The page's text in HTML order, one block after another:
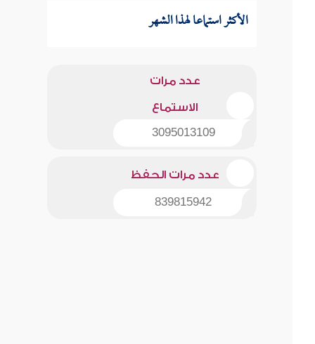
الأكثر استماعا لهذا الشهر
عدد مرات
الاستماع
3095013109
عدد مرات الحفظ
839815942